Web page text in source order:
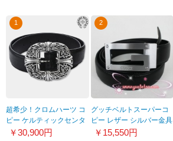
1
超希少！クロムハーツ コ
ピー ケルティックセンタ
ー ベルト 21081819
￥30,900円
2
グッチベルトスーパーコ
ピー レザー シルバー金具
牛革 gu-52
￥15,550円